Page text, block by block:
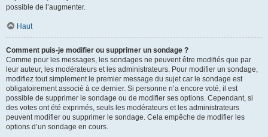
possible de l’augmenter.
Haut
Comment puis-je modifier ou supprimer un sondage ?
Comme pour les messages, les sondages ne peuvent être modifiés que par
leur auteur, les modérateurs et les administrateurs. Pour modifier un sondage,
modifiez tout simplement le premier message du sujet car le sondage est
obligatoirement associé à ce dernier. Si personne n’a encore voté, il est
possible de supprimer le sondage ou de modifier ses options. Cependant, si
des votes ont été exprimés, seuls les modérateurs et les administrateurs
peuvent modifier ou supprimer le sondage. Cela empêche de modifier les
options d’un sondage en cours.